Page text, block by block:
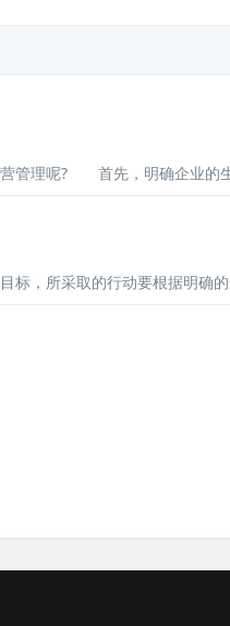
管理呢? 首先，明确企业的生
标，所采取的行动要根据明确